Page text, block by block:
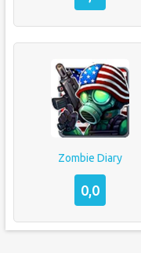
Zombie Diary
0,0